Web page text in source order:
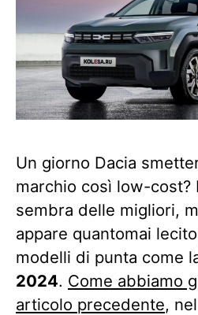
Un giorno Dacia
marchio così low-cost?
sembra delle migliori,
appare quantomai
modelli di punta come
2024. Come abbiamo
articolo precedente,